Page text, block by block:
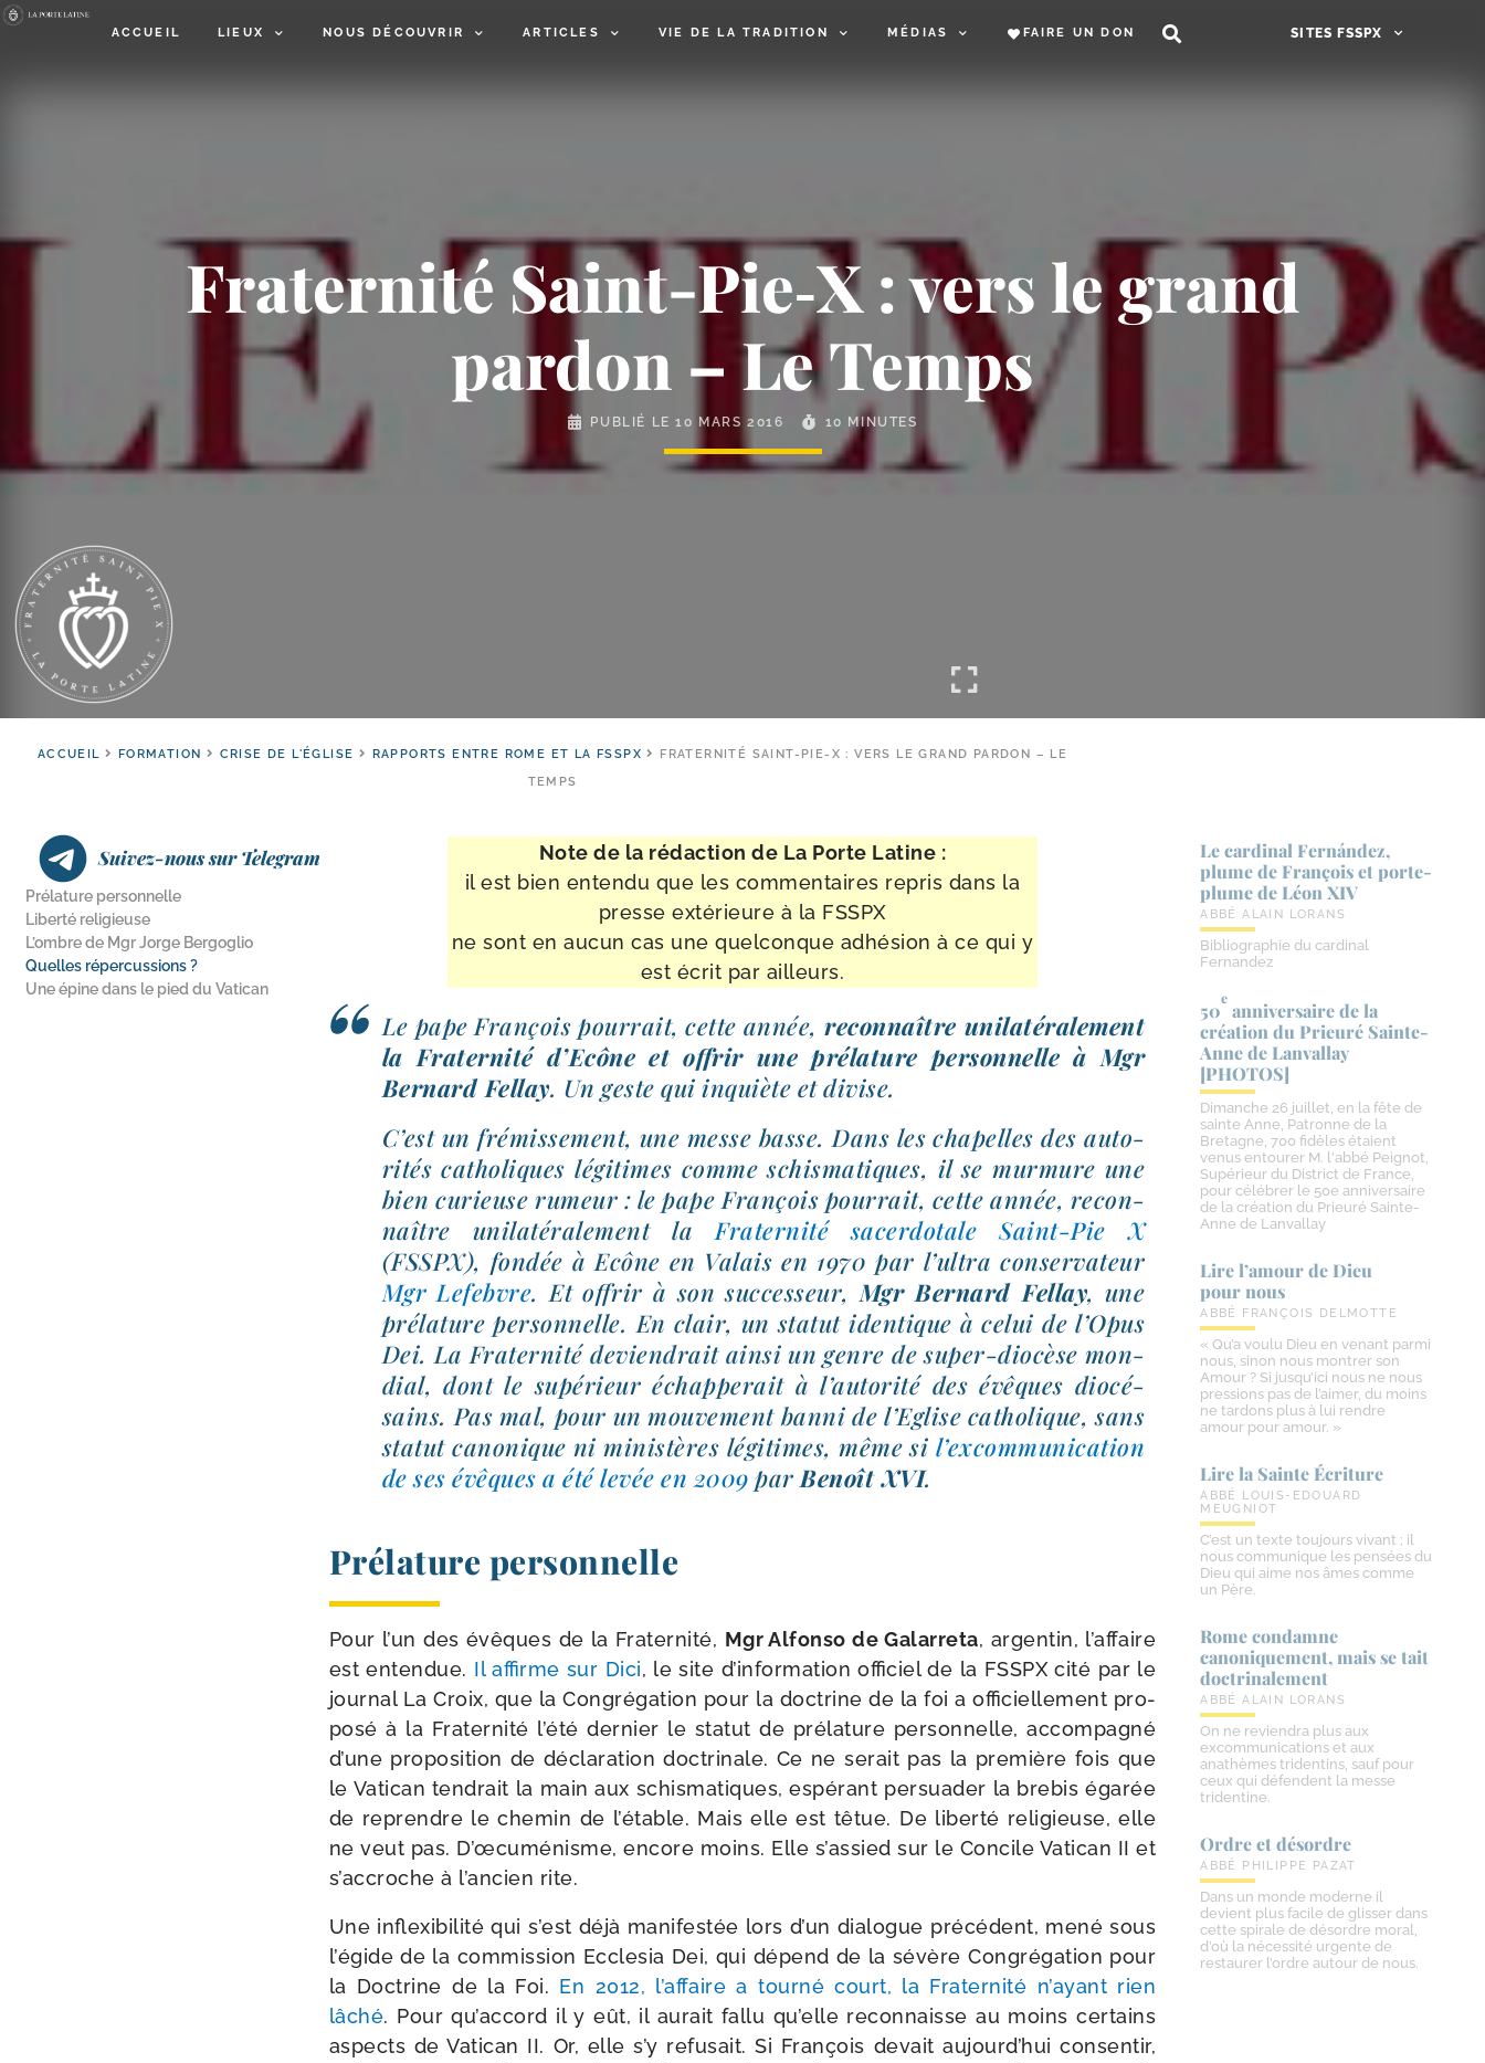
ACCUEIL LIEUX NOUS DÉCOUVRIR ARTICLES VIE DE LA TRADITION MÉDIAS FAIRE UN DON SITES FSSPX
Fraternité Saint-​Pie‑X : vers le grand
pardon – Le Temps
PUBLIÉ LE10 MARS 2016 10 MINUTES
ACCUEIL FORMATION CRISE DE L'ÉGLISE RAPPORTS ENTRE ROME ET LA FSSPX
FRATERNITÉ SAINT-PIE-X : VERS LE GRAND PARDON – LE
TEMPS
Suivez-nous sur Telegram
Prélature personnelle
Liberté religieuse
L’ombre de Mgr Jorge Bergoglio
Quelles répercussions ?
Une épine dans le pied du Vatican
Note de la rédac­tion de La Porte Latine :
il est bien enten­du que les com­men­taires repris dans la
presse exté­rieure à la FSSPX
ne sont en aucun cas une quel­conque adhé­sion à ce qui y
est écrit par ailleurs.
Le pape François pour­rait, cette année, recon­naître uni­la­té­ra­le­ment
la Fraternité d’Ecône et offrir une pré­la­ture per­son­nelle à Mgr
Bernard Fellay. Un geste qui inquiète et divise.
C’est un fré­mis­se­ment, une messe basse. Dans les cha­pelles des auto­
ri­tés catho­liques légi­times comme schis­ma­tiques, il se mur­mure une
bien curieuse rumeur : le pape François pour­rait, cette année, recon­
naître uni­la­té­ra­le­ment la Fraternité sacer­do­tale Saint-​Pie X
(FSSPX), fon­dée à Ecône en Valais en 1970 par l’ultra conser­va­teur
Mgr Lefebvre. Et offrir à son suc­ces­seur, Mgr Bernard Fellay, une
pré­la­ture per­son­nelle. En clair, un sta­tut iden­tique à celui de l’Opus
Dei. La Fraternité devien­drait ain­si un genre de super-​diocèse mon­
dial, dont le supé­rieur échap­pe­rait à l’autorité des évêques dio­cé­
sains. Pas mal, pour un mou­ve­ment ban­ni de l’Eglise catho­lique, sans
sta­tut cano­nique ni minis­tères légi­times, même si l’excommunication
de ses évêques a été levée en 2009 par Benoît XVI.
Prélature personnelle
Pour l’un des évêques de la Fraternité, Mgr Alfonso de Galarreta, argen­tin, l’affaire
est enten­due. Il affirme sur Dici, le site d’information offi­ciel de la FSSPX cité par le
jour­nal La Croix, que la Congrégation pour la doc­trine de la foi a offi­ciel­le­ment pro­
po­sé à la Fraternité l’été der­nier le sta­tut de pré­la­ture per­son­nelle, accom­pa­gné
d’une pro­po­si­tion de décla­ra­tion doc­tri­nale. Ce ne serait pas la pre­mière fois que
le Vatican ten­drait la main aux schis­ma­tiques, espé­rant per­sua­der la bre­bis éga­rée
de reprendre le che­min de l’étable. Mais elle est têtue. De liber­té reli­gieuse, elle
ne veut pas. D’œcuménisme, encore moins. Elle s’assied sur le Concile Vatican II et
s’accroche à l’ancien rite.
Une inflexi­bi­li­té qui s’est déjà mani­fes­tée lors d’un dia­logue pré­cé­dent, mené sous
l’égide de la com­mis­sion Ecclesia Dei, qui dépend de la sévère Congrégation pour
la Doctrine de la Foi. En 2012, l’affaire a tour­né court, la Fraternité n’ayant rien
lâché. Pour qu’accord il y eût, il aurait fal­lu qu’elle recon­naisse au moins cer­tains
aspects de Vatican II. Or, elle s’y refu­sait. Si François devait aujourd’hui consen­tir,
Le cardinal Fernández,
plume de François et porte-​
plume de Léon XIV
ABBÉ ALAIN LORANS
Bibliographie du cardinal
Fernandez
50
e
anniversaire de la
création du Prieuré Sainte-​
Anne de Lanvallay
[PHOTOS]
Dimanche 26 juillet, en la fête de
sainte Anne, Patronne de la
Bretagne, 700 fidèles étaient
venus entourer M. l'abbé Peignot,
Supérieur du District de France,
pour célébrer le 50e anniversaire
de la création du Prieuré Sainte-
Anne de Lanvallay
Lire l’amour de Dieu
pour nous
ABBÉ FRANÇOIS DELMOTTE
« Qu’a voulu Dieu en venant parmi
nous, sinon nous montrer son
Amour ? Si jusqu’ici nous ne nous
pressions pas de l’aimer, du moins
ne tardons plus à lui rendre
amour pour amour. »
Lire la Sainte Écriture
ABBÉ LOUIS-EDOUARD
MEUGNIOT
C’est un texte toujours vivant ; il
nous communique les pensées du
Dieu qui aime nos âmes comme
un Père.
Rome condamne
canoniquement, mais se tait
doctrinalement
ABBÉ ALAIN LORANS
On ne reviendra plus aux
excommunications et aux
anathèmes tridentins, sauf pour
ceux qui défendent la messe
tridentine.
Ordre et désordre
ABBÉ PHILIPPE PAZAT
Dans un monde moderne il
devient plus facile de glisser dans
cette spirale de désordre moral,
d’où la nécessité urgente de
restaurer l’ordre autour de nous.